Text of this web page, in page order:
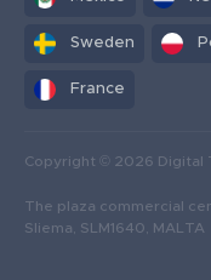
Sweden
France
Copyright © 2026 Digital
The plaza commercial
Sliema, SLM1640, MALTA